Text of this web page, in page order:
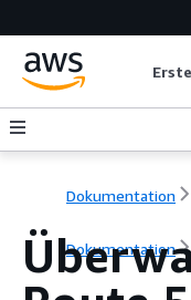
Dokumentation
Dokumentation